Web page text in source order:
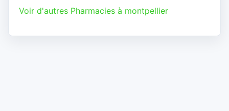
Voir d'autres Pharmacies à montpellier